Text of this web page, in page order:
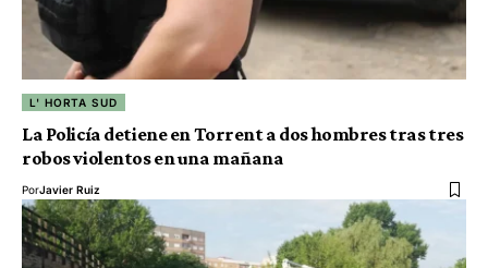
L' HORTA SUD
La Policía detiene en Torrent a dos hombres tras tres
robos violentos en una mañana
PorJavier Ruiz